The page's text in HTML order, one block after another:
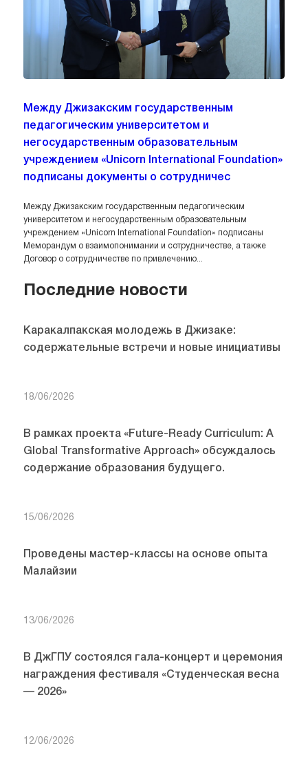
Между Джизакским государственным
педагогическим университетом и
негосударственным образовательным
учреждением «Unicorn International Foundation»
подписаны документы о сотрудничес
Между Джизакским государственным педагогическим
университетом и негосударственным образовательным
учреждением «Unicorn International Foundation» подписаны
Меморандум о взаимопонимании и сотрудничестве, а также
Договор о сотрудничестве по привлечению...
Последние новости
Каракалпакская молодежь в Джизаке:
содержательные встречи и новые инициативы
18/06/2026
В рамках проекта «Future-Ready Curriculum: A
Global Transformative Approach» обсуждалось
содержание образования будущего.
15/06/2026
Проведены мастер-классы на основе опыта
Малайзии
13/06/2026
В ДжГПУ состоялся гала-концерт и церемония
награждения фестиваля «Студенческая весна
— 2026»
12/06/2026